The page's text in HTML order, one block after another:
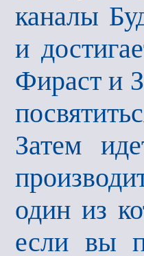
каналы
и
Фираст и
Затем
один из
если вы